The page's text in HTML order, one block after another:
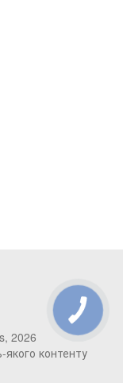
2026
якого контенту